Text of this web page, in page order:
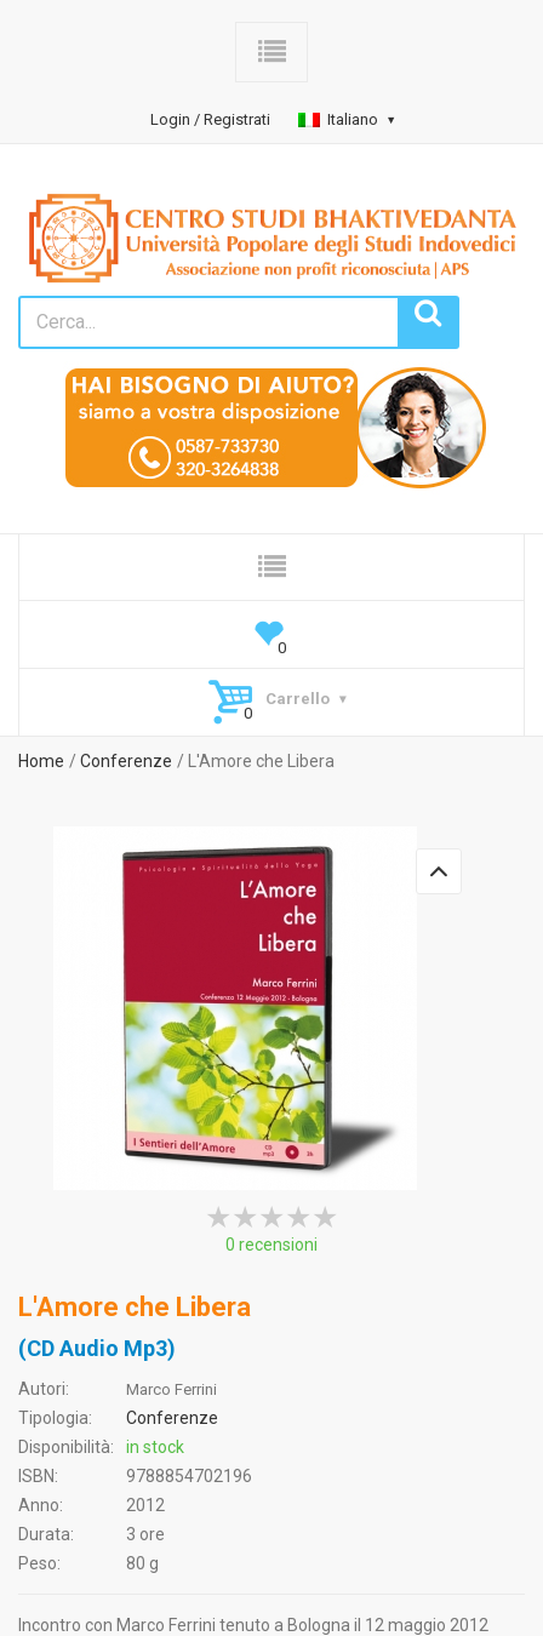
Login / Registrati Italiano
Carrello
Home Conferenze L'Amore che Libera
★★★★★
★★★★★
★★★★★
0 recensioni
L'Amore che Libera
(CD Audio Mp3)
Autori: Marco Ferrini
Tipologia:
Conferenze
Disponibilità:
in stock
ISBN:
9788854702196
Anno:
2012
Durata:
3 ore
Peso:
80 g
Incontro con Marco Ferrini tenuto a Bologna il 12 maggio 2012